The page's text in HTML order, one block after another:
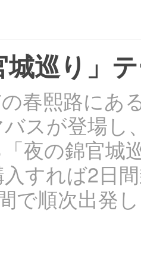
城巡り」
春熙路にあ
スが登場し
夜の錦官城
すれば2日
で順次出発